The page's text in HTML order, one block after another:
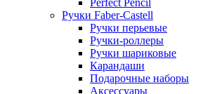
Ручки Faber-Castell
Ручки перьевые
Ручки-роллеры
Ручки шариковые
Карандаши
Подарочные наборы
Аксессуары